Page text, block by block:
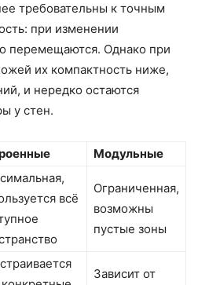
требовательны к точным
при изменении
перемещаются. Однако при
их компактность ниже,
и нередко остаются
у стен.
Модульные
всё
Ограниченная,
возможны
пустые зоны
Зависит от